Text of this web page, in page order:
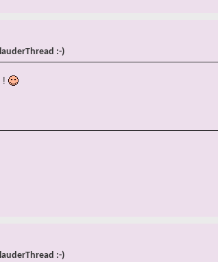
:-)
!
:-)